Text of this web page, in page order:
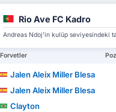
Rio Ave FC Kadro
Andreas Ndoj'in kulüp seviyesindeki
Forvetler
Jalen Aleix Miller Blesa
Jalen Aleix Miller Blesa
Clayton